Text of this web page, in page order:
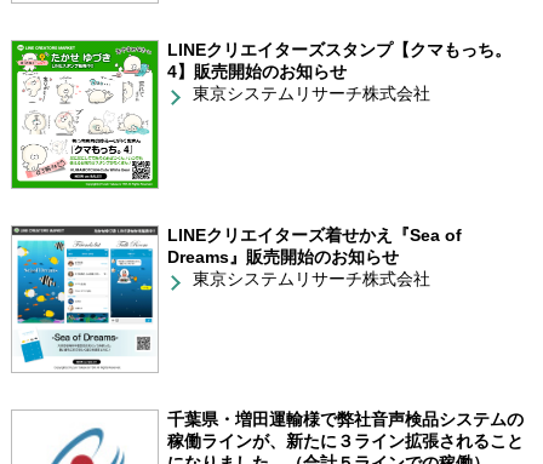
LINEクリエイターズスタンプ【クマもっち。
4】販売開始のお知らせ
東京システムリサーチ株式会社
LINEクリエイターズ着せかえ『Sea of
Dreams』販売開始のお知らせ
東京システムリサーチ株式会社
千葉県・増田運輸様で弊社音声検品システムの
稼働ラインが、新たに３ライン拡張されること